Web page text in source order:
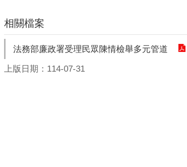
相關檔案
法務部廉政署受理民眾陳情檢舉多元管道
上版日期：114-07-31